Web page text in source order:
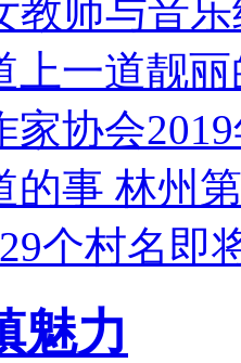
教师与音
上一道靓
家协会
的事 林州
个村名即
魅力